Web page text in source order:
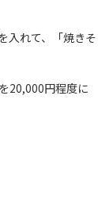
入れて、「焼きそ
20,000円程度に